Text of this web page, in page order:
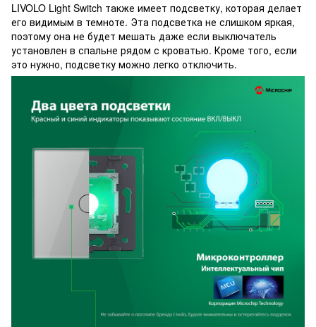
LIVOLO Light Switch также имеет подсветку, которая делает
его видимым в темноте. Эта подсветка не слишком яркая,
поэтому она не будет мешать даже если выключатель
установлен в спальне рядом с кроватью. Кроме того, если
это нужно, подсветку можно легко отключить.